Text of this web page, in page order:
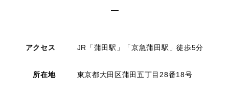
アクセス JR「蒲田駅」「京急蒲田駅」徒歩5分
所在地 東京都大田区蒲田五丁目28番18号